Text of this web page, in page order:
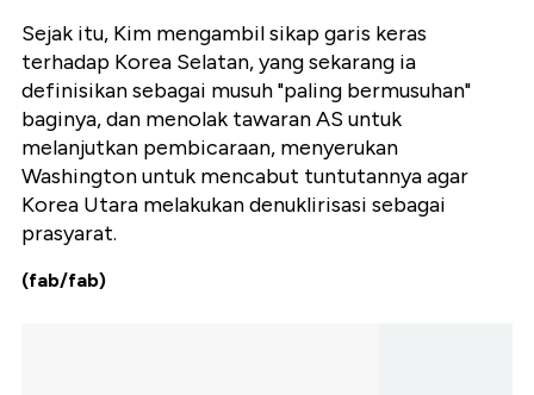
Sejak itu, Kim mengambil sikap garis keras
terhadap Korea Selatan, yang sekarang ia
definisikan sebagai musuh "paling bermusuhan"
baginya, dan menolak tawaran AS untuk
melanjutkan pembicaraan, menyerukan
Washington untuk mencabut tuntutannya agar
Korea Utara melakukan denuklirisasi sebagai
prasyarat.
(fab/fab)